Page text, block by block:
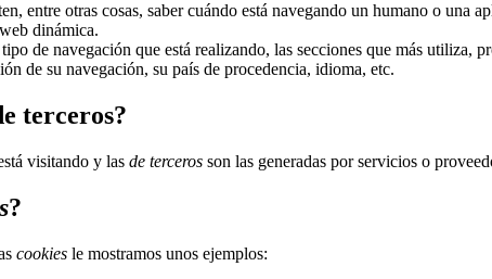
entre otras cosas, saber cuándo está navegando un humano o
dinámica.
de navegación que está realizando, las secciones que más utiliza,
de su navegación, su país de procedencia, idioma, etc.
terceros?
visitando y las de terceros son las generadas por servicios o
?
cookies le mostramos unos ejemplos: